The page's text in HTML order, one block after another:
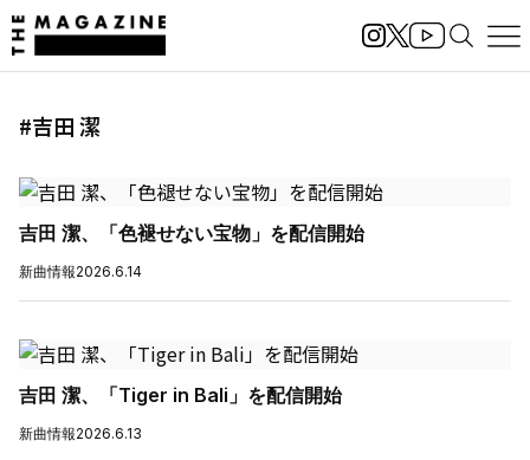
#吉田 潔
吉田 潔、「色褪せない宝物」を配信開始
新曲情報2026.6.14
吉田 潔、「Tiger in Bali」を配信開始
新曲情報2026.6.13